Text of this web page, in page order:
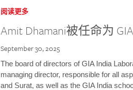
阅读更多
Amit Dhamani被任命为
September 30, 2025
The board of directors of GIA India
managing director, responsible for all
and Surat, as well as the GIA India